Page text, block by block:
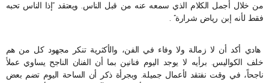
من خلال أجمل الكلام الذي سمعه عنه من قبل الناس. ويعتقد “إذا الناس تحبه
فقط لأنه إبن رياض شرارة” .
هادي أكد أن لا زمالة ولا وفاء في الفن، والأكثرية تنكر مجهود كل من هم
خلف الكواليس. برأيه لا يوجد اليوم فنانين بما أن الفنان الناجح يساوي عملاً
ناجحاً، في وقت نفتقد لأعمال جميلة. وبجرأة ذكر أن الساحة اليوم تضم بعض